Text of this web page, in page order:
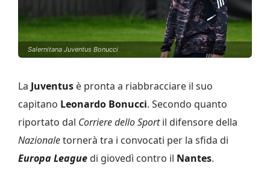
Salernitana Juventus Bonucci
La Juventus è pronta a riabbracciare il suo
capitano Leonardo Bonucci. Secondo quanto
riportato dal Corriere dello Sportil difensore della
Nazionaletornerà tra i convocati per la sfida di
Europa League di giovedì contro il Nantes.